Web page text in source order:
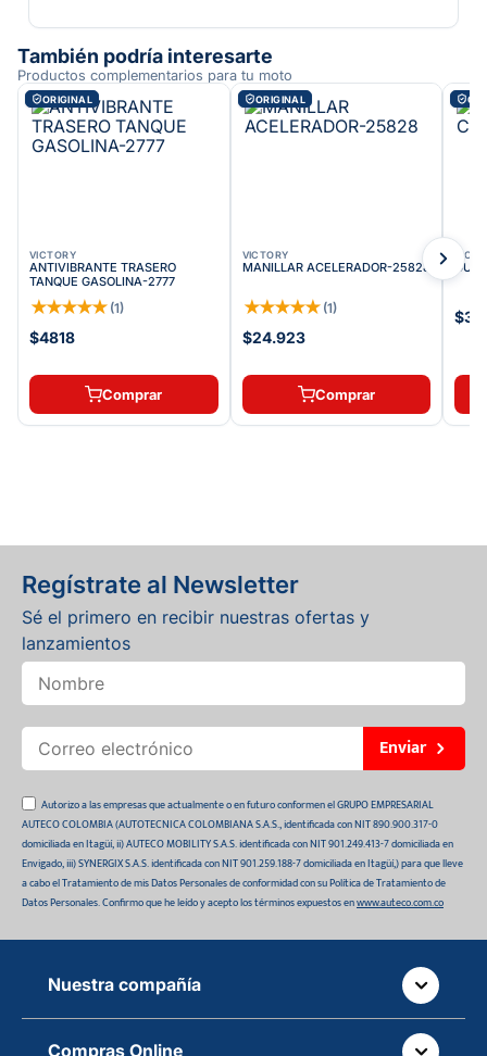
También podría interesarte
Productos complementarios para tu moto
ORIGINAL
VICTORY
ANTIVIBRANTE TRASERO
TANQUE GASOLINA-2777
★★★★★ (1)
$4818
Comprar
ORIGINAL
VICTORY
MANILLAR ACELERADOR-25828
★★★★★ (1)
$24.923
Comprar
Regístrate al Newsletter
Sé el primero en recibir nuestras ofertas y
lanzamientos
Enviar
Autorizo a las empresas que actualmente o en futuro conformen el GRUPO EMPRESARIAL
AUTECO COLOMBIA (AUTOTECNICA COLOMBIANA S.A.S., identificada con NIT 890.900.317-0
domiciliada en Itagüí, ii) AUTECO MOBILITY S.A.S. identificada con NIT 901.249.413-7 domiciliada en
Envigado, iii) SYNERGIX S.A.S. identificada con NIT 901.259.188-7 domiciliada en Itagüí,) para que lleve
a cabo el Tratamiento de mis Datos Personales de conformidad con su Política de Tratamiento de
Datos Personales. Confirmo que he leído y acepto los términos expuestos enwww.auteco.com.co
Nuestra compañía
Quiénes somos
Compras Online